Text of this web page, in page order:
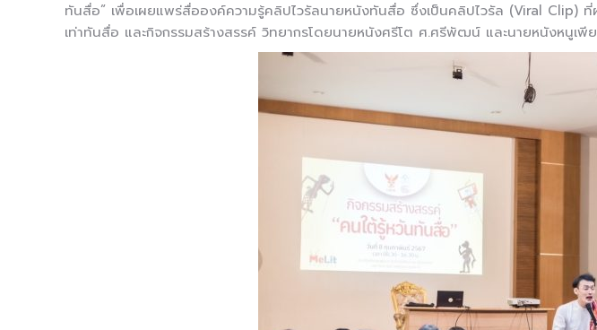
ทันสื่อ” เพื่อเผยแพร่สื่อองค์ความรู้คลิปไวรัลนายหนังทันสื่อ ซึ่งเป็นคลิปไวรัล (Viral Clip) ที่
เท่าทันสื่อ และกิจกรรมสร้างสรรค์ วิทยากรโดยนายหนังศรีโต ศ.ศรีพัฒน์ และนายหนังหนูเพี